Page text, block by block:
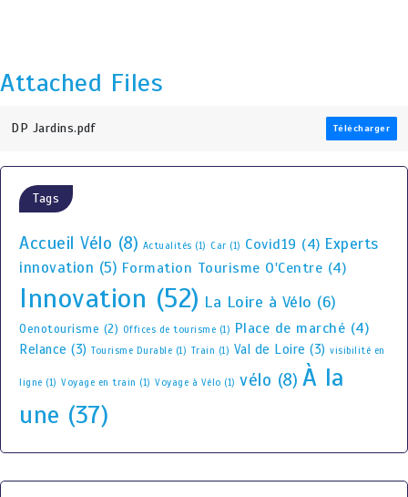
Attached Files
DP Jardins.pdf Télécharger
Tags
Accueil Vélo (8) Actualités (1) Car (1) Covid19 (4) Experts
innovation (5) Formation Tourisme O'Centre (4)
Innovation (52) La Loire à Vélo (6)
Oenotourisme (2) Offices de tourisme (1) Place de marché (4)
Relance (3) Tourisme Durable (1) Train (1) Val de Loire (3) visibilité en
ligne (1) Voyage en train (1) Voyage à Vélo (1) vélo (8) À la
une (37)